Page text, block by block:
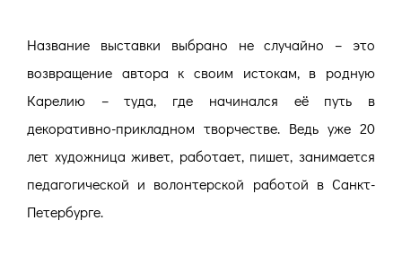
Название выставки выбрано не случайно – это
возвращение автора к своим истокам, в родную
Карелию – туда, где начинался её путь в
декоративно-прикладном творчестве. Ведь уже 20
лет художница живет, работает, пишет, занимается
педагогической и волонтерской работой в Санкт-
Петербурге.